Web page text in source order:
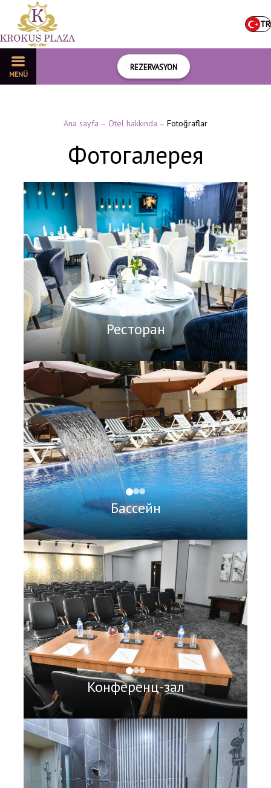
TR
MENÜ
REZERVASYON
Ana sayfa – Otel hakkında – Fotoğraflar
Фотогалерея
Ресторан
Бассейн
Конференц-зал